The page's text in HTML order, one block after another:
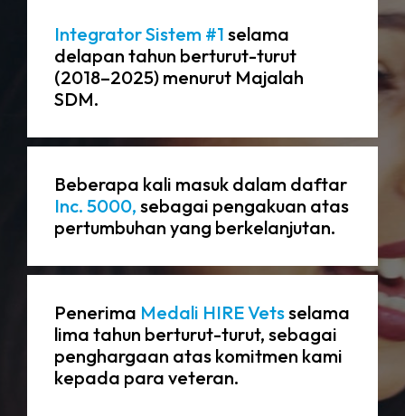
Integrator Sistem #1 selama
delapan tahun berturut-turut
(2018–2025) menurut Majalah
SDM.
Beberapa kali masuk dalam daftar
Inc. 5000, sebagai pengakuan atas
pertumbuhan yang berkelanjutan.
Penerima Medali HIRE Vetsselama
lima tahun berturut-turut, sebagai
penghargaan atas komitmen kami
kepada para veteran.